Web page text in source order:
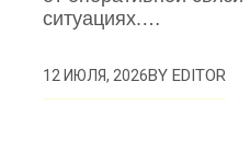
ситуациях.…
12 ИЮЛЯ, 2026BYEDITOR